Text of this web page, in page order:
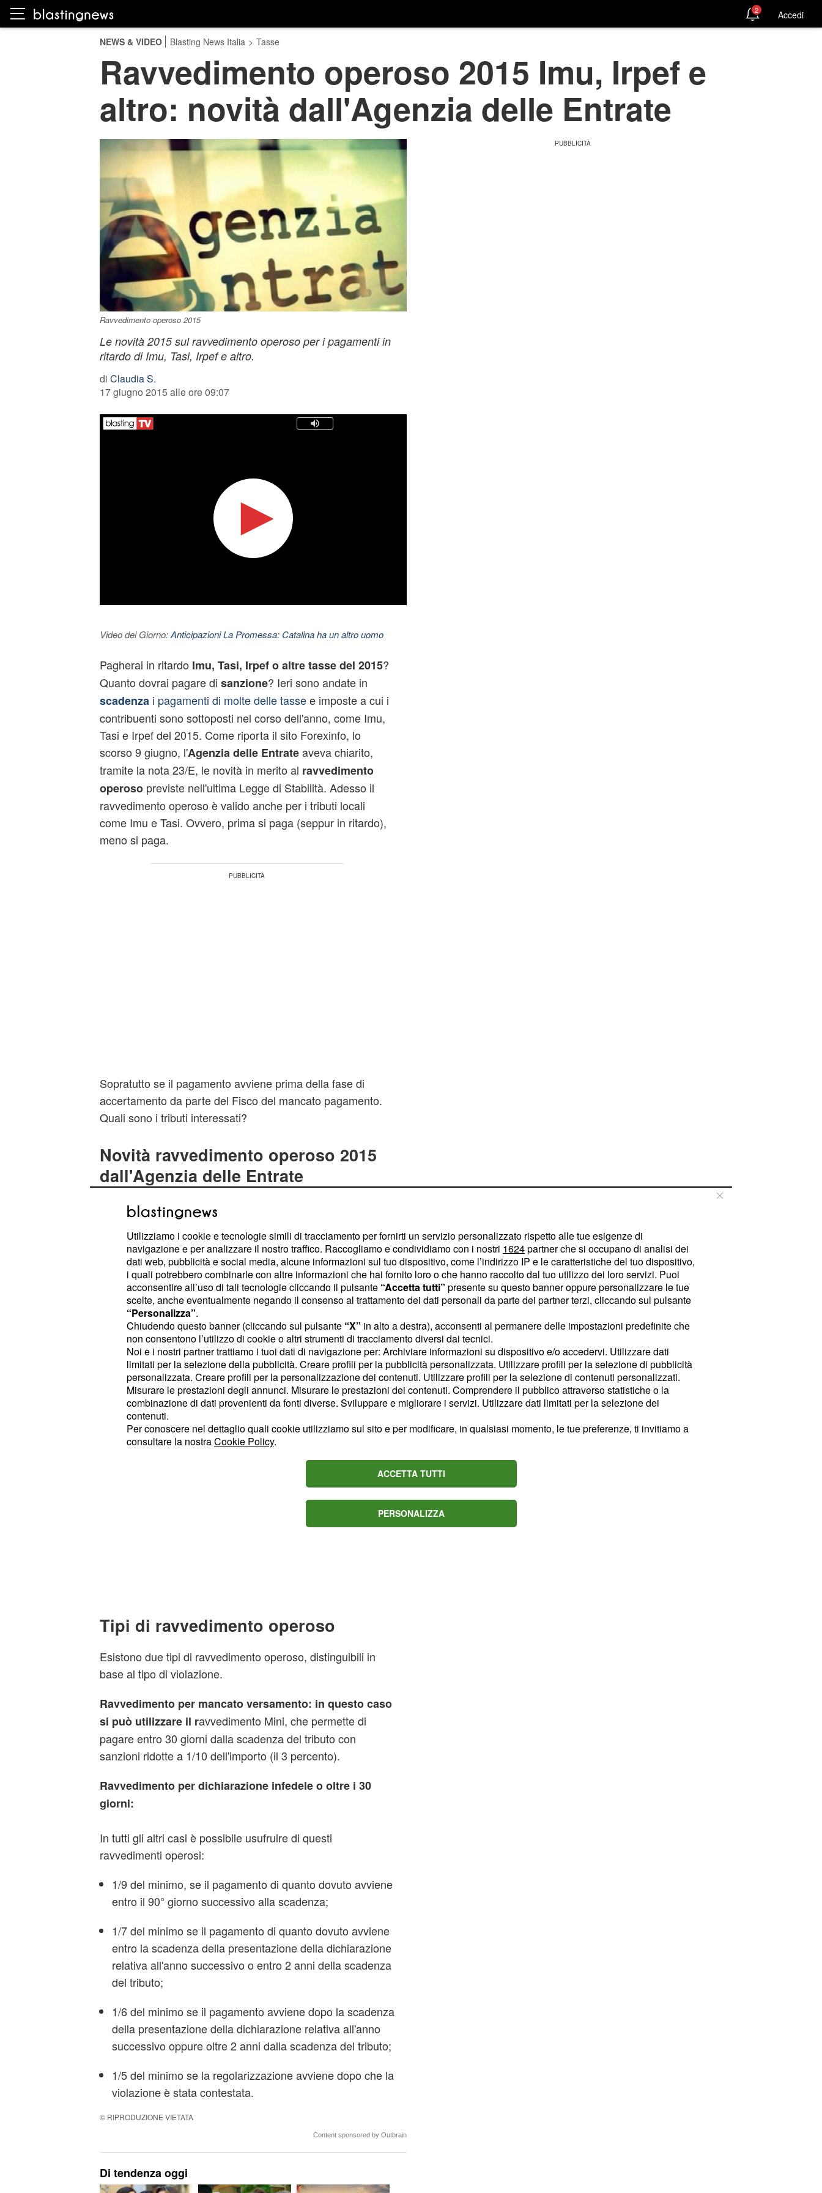
2 Accedi
NEWS & VIDEO Blasting News Italia > Tasse
Ravvedimento operoso 2015 Imu, Irpef e
altro: novità dall'Agenzia delle Entrate
Ravvedimento operoso 2015
Le novità 2015 sul ravvedimento operoso per i pagamenti in
ritardo di Imu, Tasi, Irpef e altro.
di Claudia S.
17 giugno 2015 alle ore 09:07
Video del Giorno:Anticipazioni La Promessa: Catalina ha un altro uomo
Pagherai in ritardo Imu, Tasi, Irpef o altre tasse del 2015?
Quanto dovrai pagare di sanzione? Ieri sono andate in
scadenza i pagamenti di molte delle tassee imposte a cui i
contribuenti sono sottoposti nel corso dell'anno, come Imu,
Tasi e Irpef del 2015. Come riporta il sito Forexinfo, lo
scorso 9 giugno, l'Agenzia delle Entrateaveva chiarito,
tramite la nota 23/E, le novità in merito al ravvedimento
operosopreviste nell'ultima Legge di Stabilità. Adesso il
ravvedimento operoso è valido anche per i tributi locali
come Imu e Tasi. Ovvero, prima si paga (seppur in ritardo),
meno si paga.
Sopratutto se il pagamento avviene prima della fase di
accertamento da parte del Fisco del mancato pagamento.
Quali sono i tributi interessati?
Novità ravvedimento operoso 2015
dall'Agenzia delle Entrate
Per i tributi amministravi come
, il ravvedimento permette di pagare sanzioni
ridotte sia prima dell'accertamento, che sopo la
contestazione purché non sia in atto un atto di liquidazione o
una comunicazione formale. Per i tributi locali e regionali,
IMU, Tasi e Bollo Auto , il ravvedimento operoso offre
sanzioni ridotte prima dell'accertamento del mancato
pagamento. La circolare chiarisce che rimangono valide
anche le opzioni di ravvedimento istituite prima dell'ultima
Legge di Stabilità, ovvero il cosiddetto ravvedimento lungo,
che può essere utilizzato per IMU e Tasi.
Tipi di ravvedimento operoso
Esistono due tipi di ravvedimento operoso, distinguibili in
base al tipo di violazione.
Ravvedimento per mancato versamento: in questo caso
si può utilizzare il ravvedimento Mini, che permette di
pagare entro 30 giorni dalla scadenza del tributo con
sanzioni ridotte a 1/10 dell'importo (il 3 percento).
Ravvedimento per dichiarazione infedele o oltre i 30
giorni:
In tutti gli altri casi è possibile usufruire di questi
ravvedimenti operosi:
1/9 del minimo, se il pagamento di quanto dovuto avviene
entro il 90° giorno successivo alla scadenza;
1/7 del minimo se il pagamento di quanto dovuto avviene
entro la scadenza della presentazione della dichiarazione
relativa all'anno successivo o entro 2 anni della scadenza
del tributo;
1/6 del minimo se il pagamento avviene dopo la scadenza
della presentazione della dichiarazione relativa all'anno
successivo oppure oltre 2 anni dalla scadenza del tributo;
1/5 del minimo se la regolarizzazione avviene dopo che la
violazione è stata contestata.
© RIPRODUZIONE VIETATA
Content sponsored by Outbrain
Di tendenza oggi
Utilizziamo i cookie e tecnologie simili di tracciamento per fornirti un servizio personalizzato rispetto alle tue esigenze di
navigazione e per analizzare il nostro traffico. Raccogliamo e condividiamo con i nostri 1624partner che si occupano di analisi dei
dati web, pubblicità e social media, alcune informazioni sul tuo dispositivo, come l’indirizzo IP e le caratteristiche del tuo dispositivo,
i quali potrebbero combinarle con altre informazioni che hai fornito loro o che hanno raccolto dal tuo utilizzo dei loro servizi. Puoi
acconsentire all’uso di tali tecnologie cliccando il pulsante “Accetta tutti” presente su questo banner oppure personalizzare le tue
scelte, anche eventualmente negando il consenso al trattamento dei dati personali da parte dei partner terzi, cliccando sul pulsante
“Personalizza”.
Chiudendo questo banner (cliccando sul pulsante “X” in alto a destra), acconsenti al permanere delle impostazioni predefinite che
non consentono l’utilizzo di cookie o altri strumenti di tracciamento diversi dai tecnici.
Noi e i nostri partner trattiamo i tuoi dati di navigazione per: Archiviare informazioni su dispositivo e/o accedervi. Utilizzare dati
limitati per la selezione della pubblicità. Creare profili per la pubblicità personalizzata. Utilizzare profili per la selezione di pubblicità
personalizzata. Creare profili per la personalizzazione dei contenuti. Utilizzare profili per la selezione di contenuti personalizzati.
Misurare le prestazioni degli annunci. Misurare le prestazioni dei contenuti. Comprendere il pubblico attraverso statistiche o la
combinazione di dati provenienti da fonti diverse. Sviluppare e migliorare i servizi. Utilizzare dati limitati per la selezione dei
contenuti.
Per conoscere nel dettaglio quali cookie utilizziamo sul sito e per modificare, in qualsiasi momento, le tue preferenze, ti invitiamo a
consultare la nostraCookie Policy.
ACCETTA TUTTI
PERSONALIZZA